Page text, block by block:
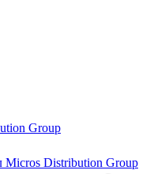
Group
Micros Distribution Group